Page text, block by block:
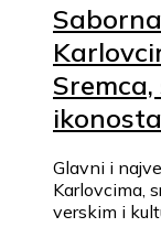
Glavni i
Karlovcima,
verskim i